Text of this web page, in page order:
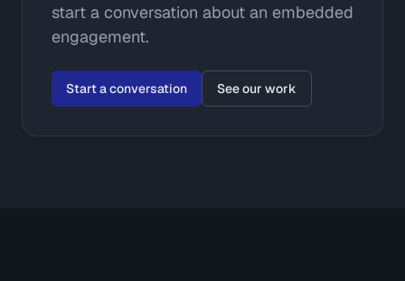
start a conversation about an embedded
engagement.
Start a conversation See our work